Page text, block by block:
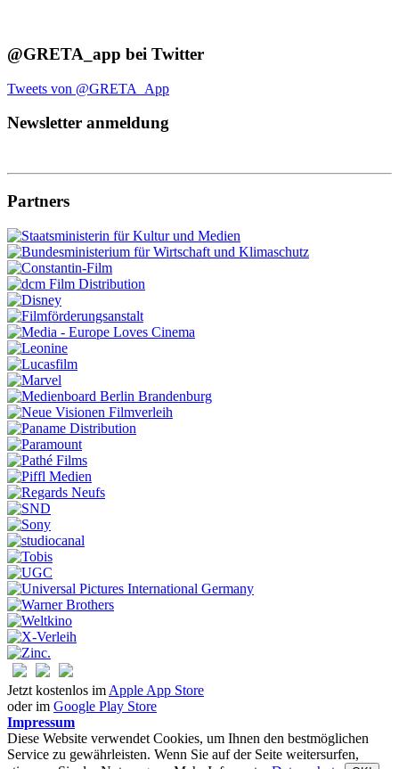
@GRETA_app bei Twitter
Tweets von @GRETA_App
Newsletter anmeldung
Partners
Jetzt kostenlos im Apple App Store
oder im Google Play Store
Impressum
Diese Website verwendet Cookies, um Ihnen den bestmöglichen
Service zu gewährleisten. Wenn Sie auf der Seite weitersurfen,